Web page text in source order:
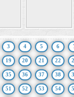
3 4 5 6
19 20 21 22
35 36 37 38
51 52 53 54